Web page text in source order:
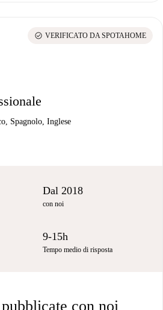
Spagnolo, Inglese
check_circle VERIFICATO DA SPOTAHOME
Dal 2018
con noi
9-15h
Tempo medio di risposta
con noi